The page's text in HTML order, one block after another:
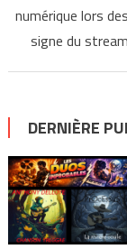
numérique lors
signe du
DERNIÈRE